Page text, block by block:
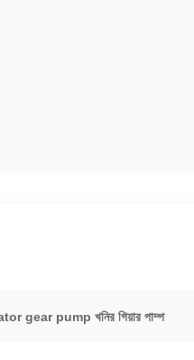
gear pump খনির গিয়ার পাম্প